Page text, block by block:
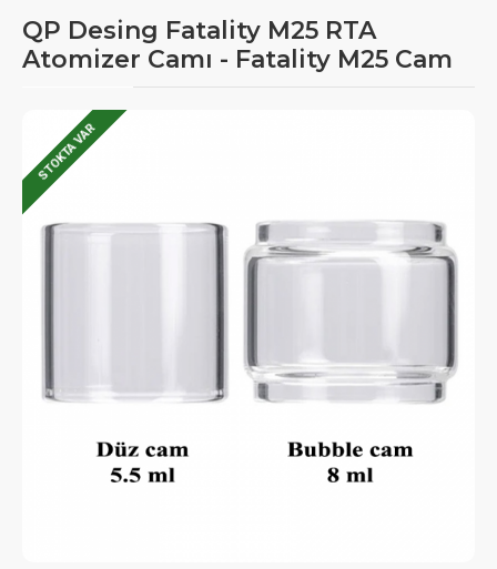
QP Desing Fatality M25 RTA
Atomizer Camı - Fatality M25 Cam
STOKTA VAR